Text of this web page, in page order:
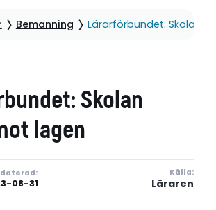
Bemanning Lärarförbundet: Skolan
Skolan
lagen
08-31
Källa:
Läraren